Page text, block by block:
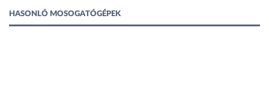
HASONLÓ MOSOGATÓGÉPEK